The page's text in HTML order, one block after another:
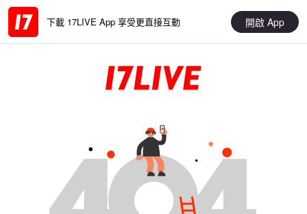
下載 17LIVE App 享受更直接互動 開啟 App